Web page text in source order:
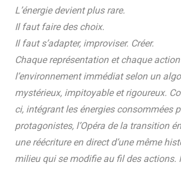
L’énergie devient plus rare.
Il faut faire des choix.
Il faut s’adapter, improviser. Créer.
Chaque représentation et chaque
l’environnement immédiat selon un
mystérieux, impitoyable et rigoureux.
ci, intégrant les énergies consommées
protagonistes, l’Opéra de la transition
une réécriture en direct d’une même
milieu qui se modifie au fil des actions.